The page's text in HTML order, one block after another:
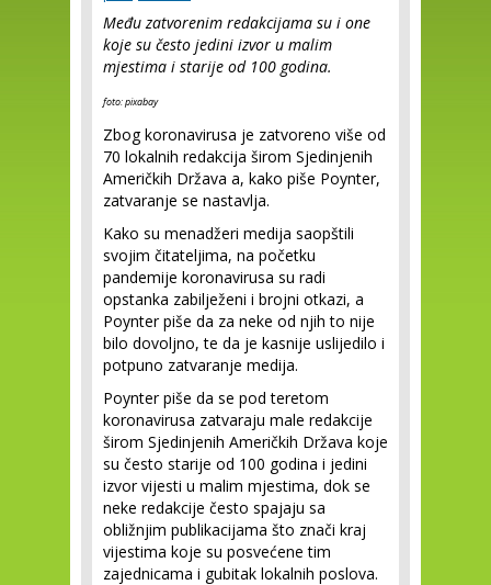
Među zatvorenim redakcijama su i one
koje su često jedini izvor u malim
mjestima i starije od 100 godina.
foto: pixabay
Zbog koronavirusa je zatvoreno više od
70 lokalnih redakcija širom Sjedinjenih
Američkih Država a, kako piše Poynter,
zatvaranje se nastavlja.
Kako su menadžeri medija saopštili
svojim čitateljima, na početku
pandemije koronavirusa su radi
opstanka zabilježeni i brojni otkazi, a
Poynter piše da za neke od njih to nije
bilo dovoljno, te da je kasnije uslijedilo i
potpuno zatvaranje medija.
Poynter piše da se pod teretom
koronavirusa zatvaraju male redakcije
širom Sjedinjenih Američkih Država koje
su često starije od 100 godina i jedini
izvor vijesti u malim mjestima, dok se
neke redakcije često spajaju sa
obližnjim publikacijama što znači kraj
vijestima koje su posvećene tim
zajednicama i gubitak lokalnih poslova.